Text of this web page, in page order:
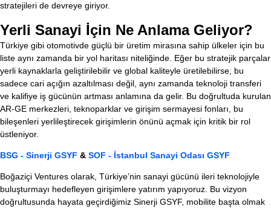
stratejileri de devreye giriyor.
Yerli Sanayi İçin Ne Anlama Geliyor?
Türkiye gibi otomotivde güçlü bir üretim mirasına sahip ülkeler için bu
liste aynı zamanda bir yol haritası niteliğinde. Eğer bu stratejik parçalar
yerli kaynaklarla geliştirilebilir ve global kaliteyle üretilebilirse, bu
sadece cari açığın azaltılması değil, aynı zamanda teknoloji transferi
ve kalifiye iş gücünün artması anlamına da gelir. Bu doğrultuda kurulan
AR-GE merkezleri, teknoparklar ve girişim sermayesi fonları, bu
bileşenleri yerlileştirecek girişimlerin önünü açmak için kritik bir rol
üstleniyor.
BSG - Sinerji GSYF & SOF - İstanbul Sanayi Odası GSYF
Boğaziçi Ventures olarak, Türkiye’nin sanayi gücünü ileri teknolojiyle
buluşturmayı hedefleyen girişimlere yatırım yapıyoruz. Bu vizyon
doğrultusunda hayata geçirdiğimiz Sinerji GSYF, mobilite başta olmak